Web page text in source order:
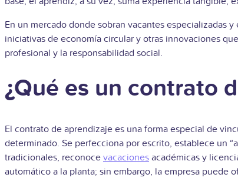
En un mercado donde sobran vacantes especializadas
iniciativas de economía circular y otras innovaciones
profesional y la responsabilidad social.
¿Qué es un contrato
El contrato de aprendizaje es una forma especial de
determinado. Se perfecciona por escrito, establece un
tradicionales, reconoce vacaciones académicas y
automático a la planta; sin embargo, la empresa puede